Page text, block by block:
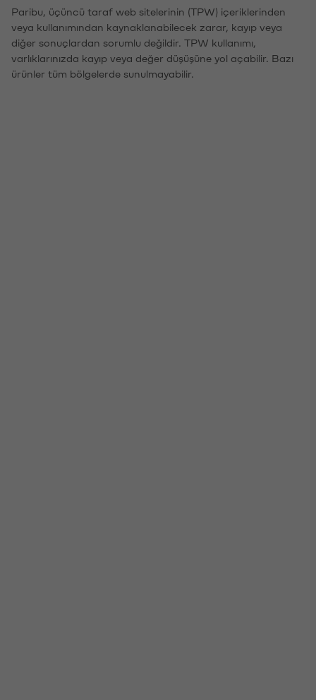
Paribu, üçüncü taraf web sitelerinin (TPW) içeriklerinden
veya kullanımından kaynaklanabilecek zarar, kayıp veya
diğer sonuçlardan sorumlu değildir. TPW kullanımı,
varlıklarınızda kayıp veya değer düşüşüne yol açabilir. Bazı
ürünler tüm bölgelerde sunulmayabilir.